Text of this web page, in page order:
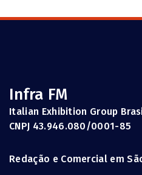
Infra FM
Italian Exhibition Group
CNPJ 43.946.080/0001-85
Redação e Comercial em